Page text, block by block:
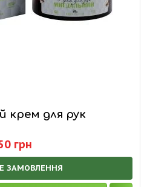
крем для рук
грн
ЗАМОВЛЕННЯ